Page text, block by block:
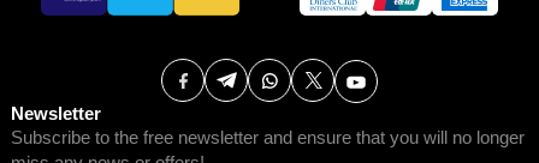
Newsletter
Subscribe to the free newsletter and ensure that you will no longer